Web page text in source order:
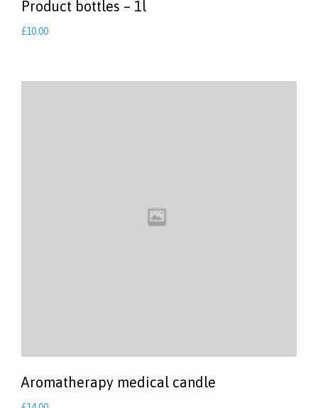
Product bottles – 1l
£10.00
Aromatherapy medical candle